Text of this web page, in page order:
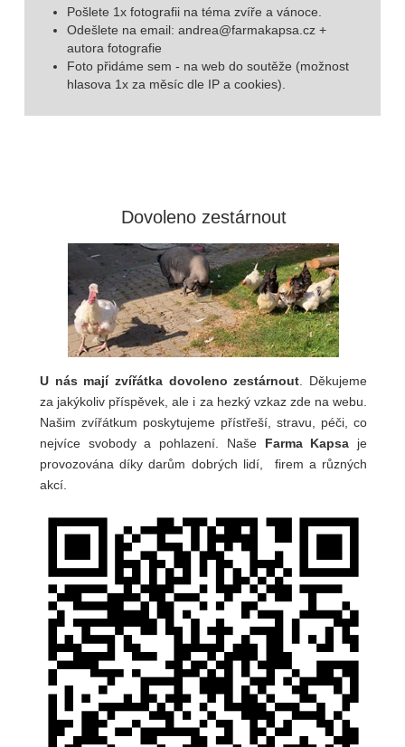
Pošlete 1x fotografii na téma zvíře a vánoce.
Odešlete na email: andrea@farmakapsa.cz+
autora fotografie
Foto přidáme sem - na web do soutěže (možnost
hlasova 1x za měsíc dle IP a cookies).
Dovoleno zestárnout
U nás mají zvířátka dovoleno zestárnout . Děkujeme
za jakýkoliv příspěvek, ale i za hezký vzkaz zde na webu.
Našim zvířátkum poskytujeme přístřeší, stravu, péči, co
nejvíce svobody a pohlazení. Naše Farma Kapsa je
provozována díky darům dobrých lidí, firem a různých
akcí.